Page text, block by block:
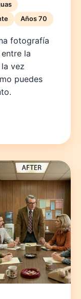
국어日本語
Años 70
fotografía
la
vez
puedes